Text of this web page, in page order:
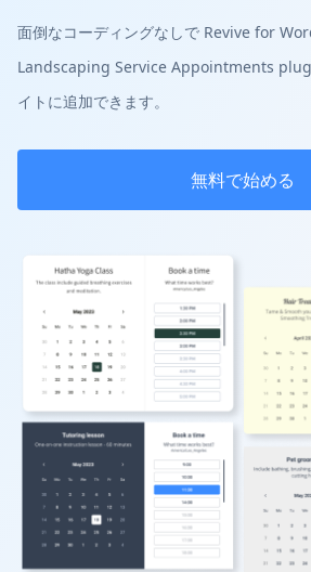
面倒なコーディングなしで Revive for
Landscaping Service Appointments
イトに追加できます。
無料で始める